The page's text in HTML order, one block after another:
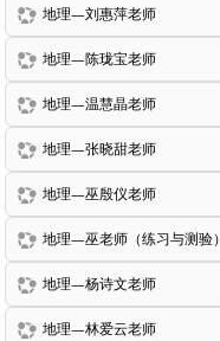
地理—刘惠萍老师
地理—陈珑宝老师
地理—温慧晶老师
地理—张晓甜老师
地理—巫殷仪老师
地理—巫老师（练习与测验）
地理—杨诗文老师
地理—林爱云老师